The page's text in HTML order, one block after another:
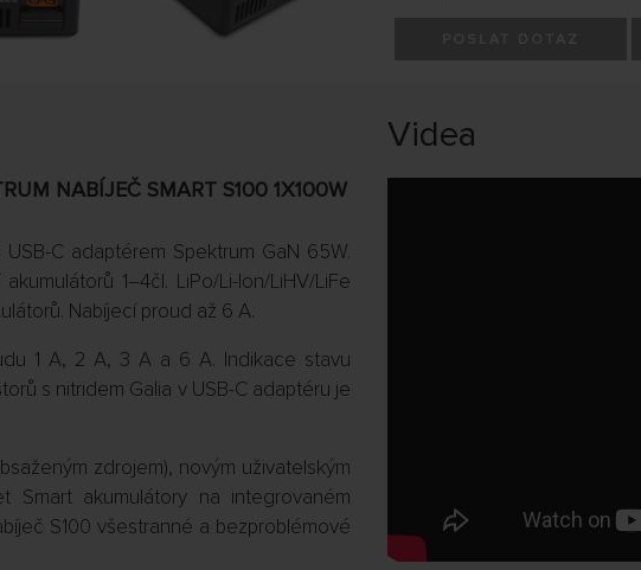
NABÍJEČ SMART S100 1X100W
C adaptérem Spektrum GaN 65W.
1–4čl. LiPo/Li-Ion/LiHV/LiFe
Nabíjecí proud až 6 A.
1 A, 2 A, 3 A a 6 A. Indikace stavu
s nitridem Galia v USB-C adaptéru je
zdrojem), novým uživatelským
Smart akumulátory na integrovaném
S100 všestranné a bezproblémové
Videa